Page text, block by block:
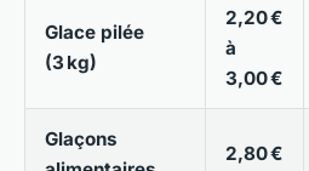
Glace pilée
(3 kg)
2,20 €
à
3,00 €
Glaçons
2,80 €